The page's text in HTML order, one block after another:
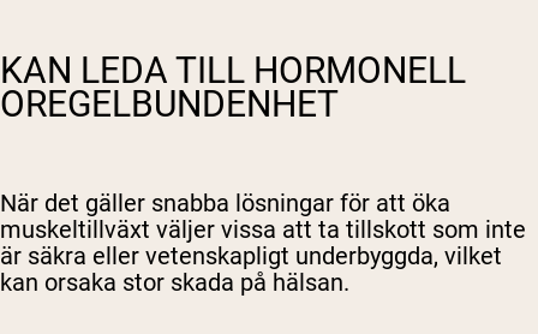
KAN LEDA TILL HORMONELL
OREGELBUNDENHET
När det gäller snabba lösningar för att öka
muskeltillväxt väljer vissa att ta tillskott som inte
är säkra eller vetenskapligt underbyggda, vilket
kan orsaka stor skada på hälsan.